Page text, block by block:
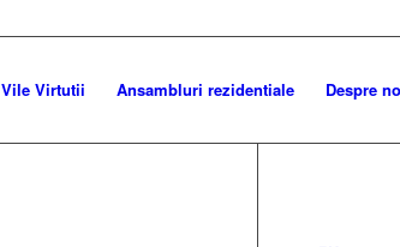
Vile Virtutii Ansambluri rezidentiale Despre